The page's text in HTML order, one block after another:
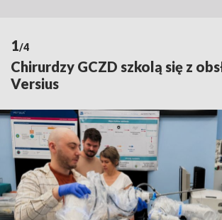
1/4
Chirurdzy GCZD szkolą się z
Versius